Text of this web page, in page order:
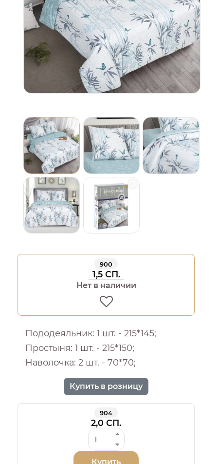
900
1,5 СП.
Нет в наличии
Пододеяльник: 1 шт. - 215*145;
Простыня: 1 шт. - 215*150;
Наволочка: 2 шт. - 70*70;
Купить в розницу
904
2,0 СП.
Купить